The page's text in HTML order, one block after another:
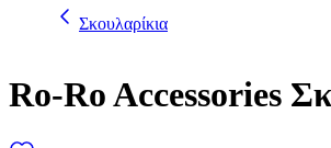
Σκουλαρίκια
Ro-Ro Accessories